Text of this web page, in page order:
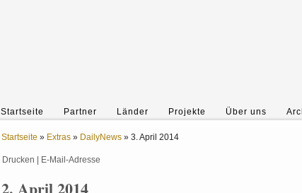
Startseite Partner Länder Projekte Über uns
Startseite » Extras » DailyNews » 3. April 2014
Drucken E-Mail-Adresse